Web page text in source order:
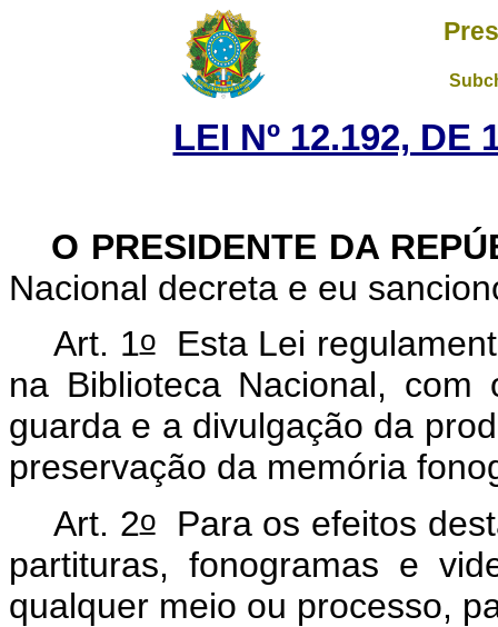
LEI Nº 12.192, DE
O PRESIDENTE DA
Nacional decreta e eu
Art. 1oEsta Lei
na Biblioteca Nacional,
guarda e a divulgação da
preservação da memória
Art. 2oPara os efeitos
partituras, fonogramas e
qualquer meio ou processo,